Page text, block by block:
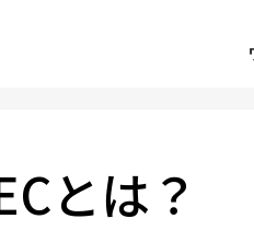
とは？